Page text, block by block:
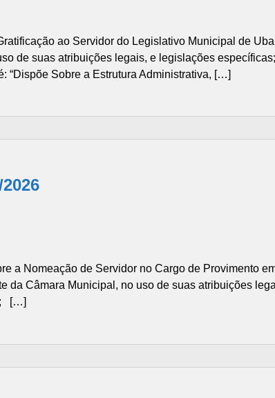
ao Servidor do Legislativo Municipal de
de suas atribuições legais, e legislações
“Dispõe Sobre a Estrutura Administrativa, […]
a Nomeação de Servidor no Cargo de Provimento
da Câmara Municipal, no uso de suas atribuições
[…]